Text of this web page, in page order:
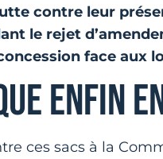
contre leur
le rejet
face aux
ENFIN
ces sacs à la